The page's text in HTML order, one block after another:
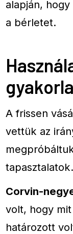
alapján,
a bérletet.
A frissen
vettük az
tapasztalatok.
Corvin-
volt, hogy
határozott